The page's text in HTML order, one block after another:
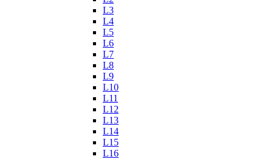
L3
L4
L5
L6
L7
L8
L9
L10
L11
L12
L13
L14
L15
L16